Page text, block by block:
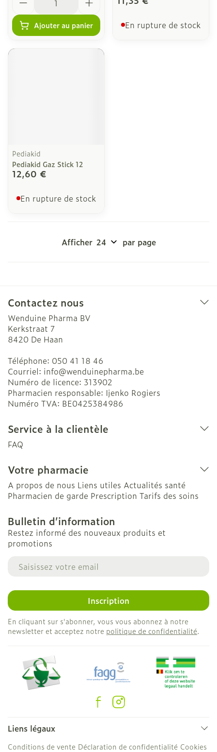
Ajouter au panier En rupture de stock
Pediakid
Pediakid Gaz Stick 12
12,60 €
En rupture de stock
Afficher par page
Contactez nous
Wenduine Pharma BV
Kerkstraat 7
8420 De Haan
Téléphone: 050 41 18 46
Courriel: info@wenduinepharma.be
Numéro de licence: 313902
Pharmacien responsable: Ijenko Rogiers
Numéro TVA: BE0425384986
Service à la clientèle
FAQ
Votre pharmacie
A propos de nous Liens utiles Actualités santé
Pharmacien de garde Prescription Tarifs des soins
Bulletin d’information
Restez informé des nouveaux produits et
promotions
Adresse mail
Inscription
En cliquant sur s'abonner, vous vous abonnez à notre
newsletter et acceptez notre politique de confidentialité.
Liens légaux
Conditions de vente Déclaration de confidentialité Cookies